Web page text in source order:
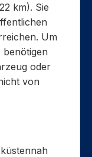
km). Sie
Um
benötigen
oder
von